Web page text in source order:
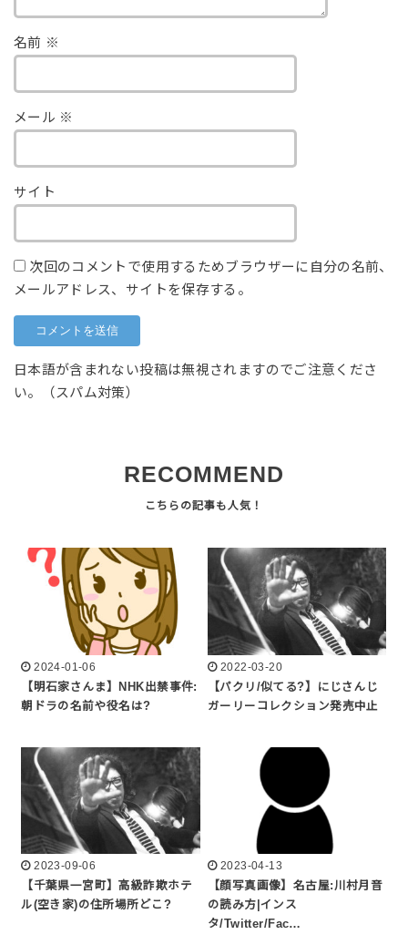
名前 ※
メール ※
サイト
次回のコメントで使用するためブラウザーに自分の名前、
メールアドレス、サイトを保存する。
日本語が含まれない投稿は無視されますのでご注意くださ
い。（スパム対策）
RECOMMEND
2024-01-06
【明石家さんま】NHK出禁事件:
朝ドラの名前や役名は?
2022-03-20
【パクリ/似てる?】にじさんじ
ガーリーコレクション発売中止
2023-09-06
【千葉県一宮町】高級詐欺ホテ
ル(空き家)の住所場所どこ?
2023-04-13
【顔写真画像】名古屋:川村月音
の読み方|インス
タ/Twitter/Fac…